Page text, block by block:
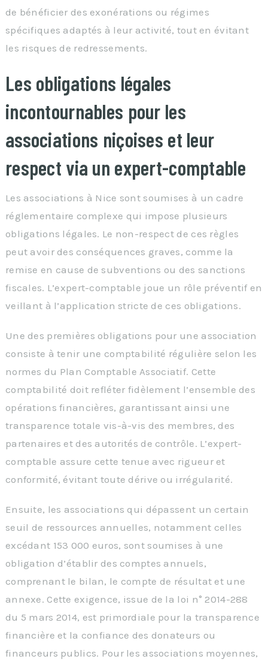
de bénéficier des exonérations ou régimes
spécifiques adaptés à leur activité, tout en évitant
les risques de redressements.
Les obligations légales
incontournables pour les
associations niçoises et leur
respect via un expert-comptable
Les associations à Nice sont soumises à un cadre
réglementaire complexe qui impose plusieurs
obligations légales. Le non-respect de ces règles
peut avoir des conséquences graves, comme la
remise en cause de subventions ou des sanctions
fiscales. L’expert-comptable joue un rôle préventif en
veillant à l’application stricte de ces obligations.
Une des premières obligations pour une association
consiste à tenir une comptabilité régulière selon les
normes du Plan Comptable Associatif. Cette
comptabilité doit refléter fidèlement l’ensemble des
opérations financières, garantissant ainsi une
transparence totale vis-à-vis des membres, des
partenaires et des autorités de contrôle. L’expert-
comptable assure cette tenue avec rigueur et
conformité, évitant toute dérive ou irrégularité.
Ensuite, les associations qui dépassent un certain
seuil de ressources annuelles, notamment celles
excédant 153 000 euros, sont soumises à une
obligation d’établir des comptes annuels,
comprenant le bilan, le compte de résultat et une
annexe. Cette exigence, issue de la loi n° 2014-288
du 5 mars 2014, est primordiale pour la transparence
financière et la confiance des donateurs ou
financeurs publics. Pour les associations moyennes,